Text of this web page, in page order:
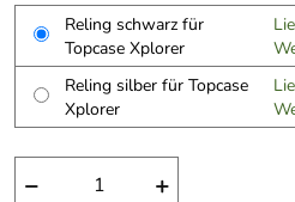
Reling schwarz für
Topcase Xplorer
Reling silber für Topcase
Xplorer
− +